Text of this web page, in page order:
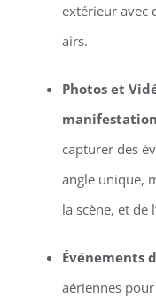
extérieur avec
airs.
Photos et
capturer des
angle unique,
la scène, et de
Événements
aériennes